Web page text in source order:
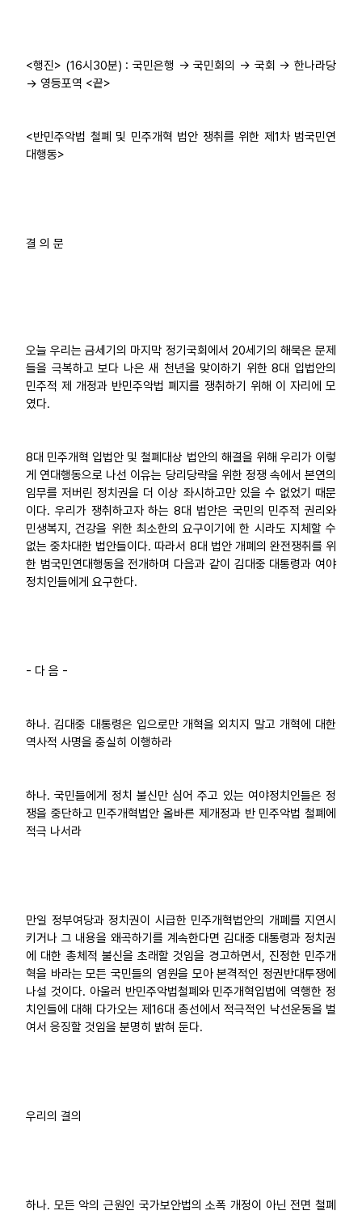
<행진> (16시30분) : 국민은행 → 국민회의 → 국회 → 한나라당
→ 영등포역 <끝>
<반민주악법 철폐 및 민주개혁 법안 쟁취를 위한 제1차 범국민연
대행동>
결 의 문
오늘 우리는 금세기의 마지막 정기국회에서 20세기의 해묵은 문제
들을 극복하고 보다 나은 새 천년을 맞이하기 위한 8대 입법안의
민주적 제 개정과 반민주악법 폐지를 쟁취하기 위해 이 자리에 모
였다.
8대 민주개혁 입법안 및 철폐대상 법안의 해결을 위해 우리가 이렇
게 연대행동으로 나선 이유는 당리당략을 위한 정쟁 속에서 본연의
임무를 저버린 정치권을 더 이상 좌시하고만 있을 수 없었기 때문
이다. 우리가 쟁취하고자 하는 8대 법안은 국민의 민주적 권리와
민생복지, 건강을 위한 최소한의 요구이기에 한 시라도 지체할 수
없는 중차대한 법안들이다. 따라서 8대 법안 개폐의 완전쟁취를 위
한 범국민연대행동을 전개하며 다음과 같이 김대중 대통령과 여야
정치인들에게 요구한다.
- 다 음 -
하나. 김대중 대통령은 입으로만 개혁을 외치지 말고 개혁에 대한
역사적 사명을 충실히 이행하라
하나. 국민들에게 정치 불신만 심어 주고 있는 여야정치인들은 정
쟁을 중단하고 민주개혁법안 올바른 제개정과 반 민주악법 철폐에
적극 나서라
만일 정부여당과 정치권이 시급한 민주개혁법안의 개폐를 지연시
키거나 그 내용을 왜곡하기를 계속한다면 김대중 대통령과 정치권
에 대한 총체적 불신을 초래할 것임을 경고하면서, 진정한 민주개
혁을 바라는 모든 국민들의 염원을 모아 본격적인 정권반대투쟁에
나설 것이다. 아울러 반민주악법철폐와 민주개혁입법에 역행한 정
치인들에 대해 다가오는 제16대 총선에서 적극적인 낙선운동을 벌
여서 응징할 것임을 분명히 밝혀 둔다.
우리의 결의
하나. 모든 악의 근원인 국가보안법의 소폭 개정이 아닌 전면 철폐